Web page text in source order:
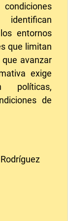
identifican
entornos
que limitan
avanzar
exige
políticas,
de